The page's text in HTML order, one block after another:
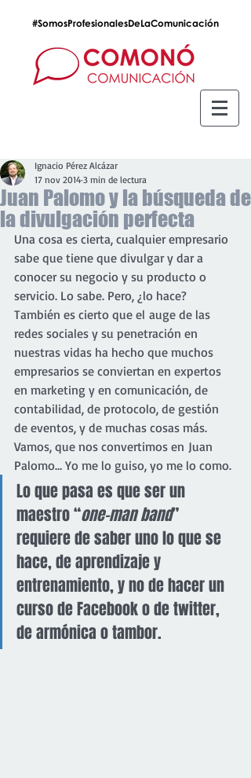
#SomosProfesionalesDeLaComunicación
Juan Palomo y la búsqueda de
la divulgación perfecta
Ignacio Pérez Alcázar
17 nov 2014 3 min de lectura
Una cosa es cierta, cualquier empresario
sabe que tiene que divulgar y dar a
conocer su negocio y su producto o
servicio. Lo sabe. Pero, ¿lo hace?
También es cierto que el auge de las
redes sociales y su penetración en
nuestras vidas ha hecho que muchos
empresarios se conviertan en expertos
en marketing y en comunicación, de
contabilidad, de protocolo, de gestión
de eventos, y de muchas cosas más.
Vamos, que nos convertimos en Juan
Palomo… Yo me lo guiso, yo me lo como.
Lo que pasa es que ser un
maestro “one-man band”
requiere de saber uno lo que se
hace, de aprendizaje y
entrenamiento, y no de hacer un
curso de Facebook o de twitter,
de armónica o tambor.